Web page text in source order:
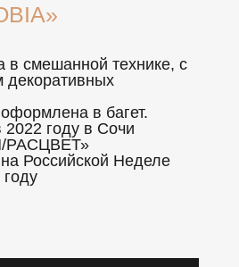
в смешанной технике, с
декоративных
в багет.
году в Сочи
РАСЦВЕТ»
Российской Неделе